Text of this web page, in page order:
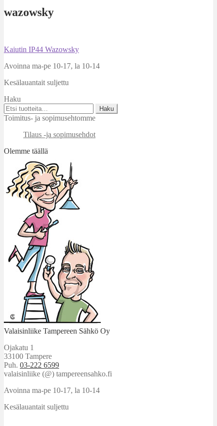
wazowsky
Artikkelien
selaus
Edellinen
Kaiutin IP44 Wazowsky
Avoinna ma-pe 10-17, la 10-14
Kesälauantait suljettu
Haku
Etsi:
Haku
Toimitus- ja sopimusehtomme
Tilaus -ja sopimusehdot
Olemme täällä
Valaisinliike Tampereen Sähkö Oy
Ojakatu 1
33100 Tampere
Puh. 03-222 6599
valaisinliike (@) tampereensahko.fi
Avoinna ma-pe 10-17, la 10-14
Kesälauantait suljettu